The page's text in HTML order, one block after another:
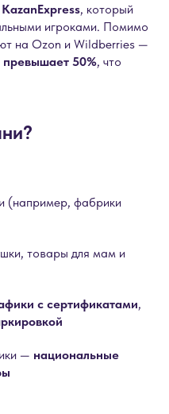
, который
игроками. Помимо
на Ozon и Wildberries —
превышает 50%, что
(например, фабрики
товары для мам и
с сертификатами,
— национальные